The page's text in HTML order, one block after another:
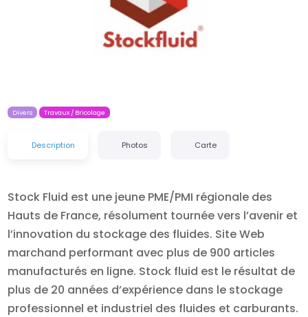
Divers Travaux / Bricolage
Description Photos Carte
Stock Fluid est une jeune PME/PMI régionale des
Hauts de France, résolument tournée vers l’avenir et
l’innovation du stockage des fluides. Site Web
marchand performant avec plus de 900 articles
manufacturés en ligne. Stock fluid est le résultat de
plus de 20 années d’expérience dans le stockage
professionnel et industriel des fluides et carburants.